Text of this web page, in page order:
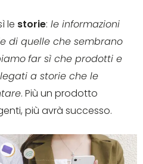
le storie: le informazioni
di quelle che sembrano
far sì che prodotti e
a storie che le
. Più un prodotto
più avrà successo.